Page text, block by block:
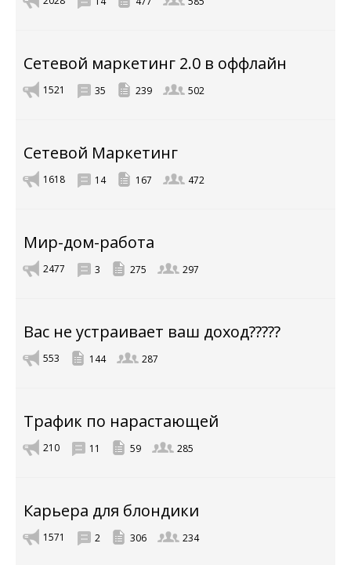
Сетевой маркетинг 2.0 в оффлайн
1521 35 239 502
Сетевой Маркетинг
1618 14 167 472
Мир-дом-работа
2477 3 275 297
Вас не устраивает ваш доход?????
553 144 287
Трафик по нарастающей
210 11 59 285
Карьера для блондики
1571 2 306 234